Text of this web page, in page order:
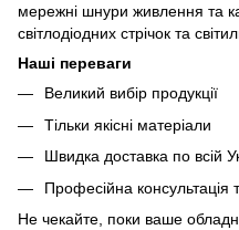
мережні шнури живлення та
світлодіодних стрічок та
Наші переваги
Великий вибір продукції
Тільки якісні матеріали
Швидка доставка по всій
Професійна консультація
Не чекайте, поки ваше